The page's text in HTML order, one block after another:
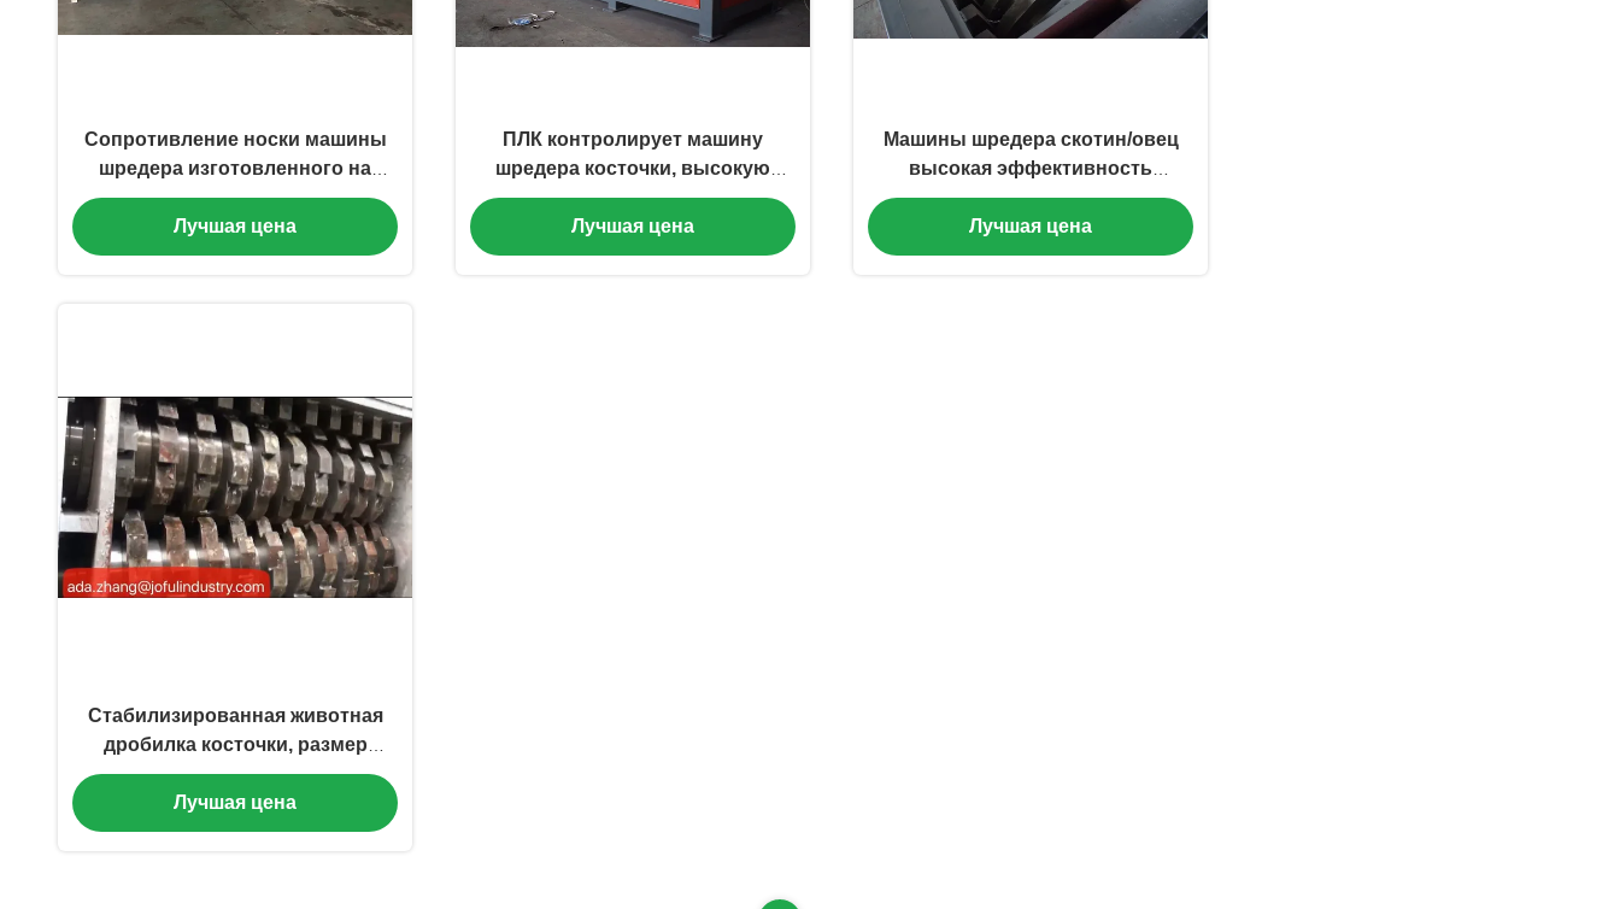
Сопротивление носки машины
шредера изготовленного на
заказ размера животное с
роторными лезвиями
Лучшая цена
ПЛК контролирует машину
шредера косточки, высокую
эффективность дробилки
мертвого животного
Лучшая цена
Машины шредера скотин/овец
высокая эффективность
размера лезвия животной
изготовленная на заказ
Лучшая цена
Стабилизированная животная
дробилка косточки, размер
выхода шредера мертвого
животного ориентированный на
заказчика
Лучшая цена